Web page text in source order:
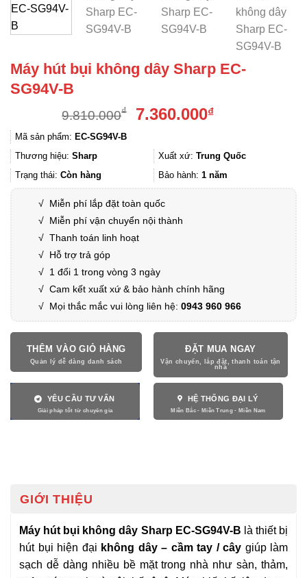
Máy hút bụi không dây Sharp EC-
SG94V-B
9.810.000₫
Giá
9.810.000₫.
7.360.000₫Giá
là:
7.360.000₫.
Mã sản phẩm: EC-SG94V-B
Thương hiệu: Sharp Xuất xứ: Trung Quốc
Trạng thái: Còn hàng Bảo hành: 1 năm
√ Miễn phí lắp đặt toàn quốc
√ Miễn phí vận chuyển nội thành
√ Thanh toán linh hoạt
√ Hỗ trợ trả góp
√ 1 đổi 1 trong vòng 3 ngày
√ Cam kết xuất xứ & bảo hành chính hãng
√ Mọi thắc mắc vui lòng liên hệ: 0943 960 966
THÊM VÀO GIỎ HÀNG ĐẶT MUA NGAY
YÊU CẦU TƯ VẤN HỆ THỐNG ĐẠI LÝ
GIỚI THIỆU
Máy hút bụi không dây Sharp EC-SG94V-B là thiết bị
hút bụi hiện đại không dây – cầm tay / cây giúp làm
sạch dễ dàng nhiều bề mặt trong nhà như sàn, thảm,